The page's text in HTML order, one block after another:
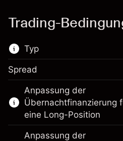
Trading-
Typ
Dieser Finanzmarkt
Trading zur Verfügung.
Erfahren Sie mehr über:
CFDs
Spread
Anpassung der
Übernachtfinanzierung
eine Long-Position
Anpassung der